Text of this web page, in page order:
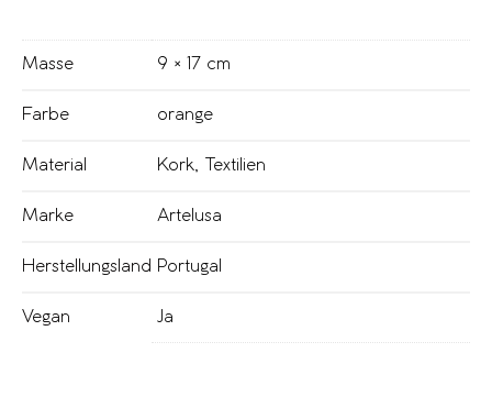
Masse 9 × 17 cm
Farbe orange
Material Kork, Textilien
Marke Artelusa
Herstellungsland Portugal
Vegan Ja